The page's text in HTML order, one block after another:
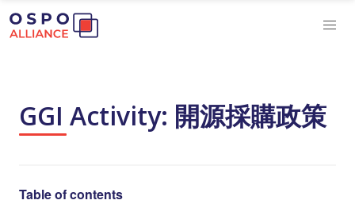
GGI Activity: 開源採購政策
Table of contents